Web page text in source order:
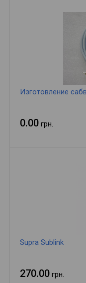
Изготовление
0.00 грн.
Supra Sublink
270.00 грн.